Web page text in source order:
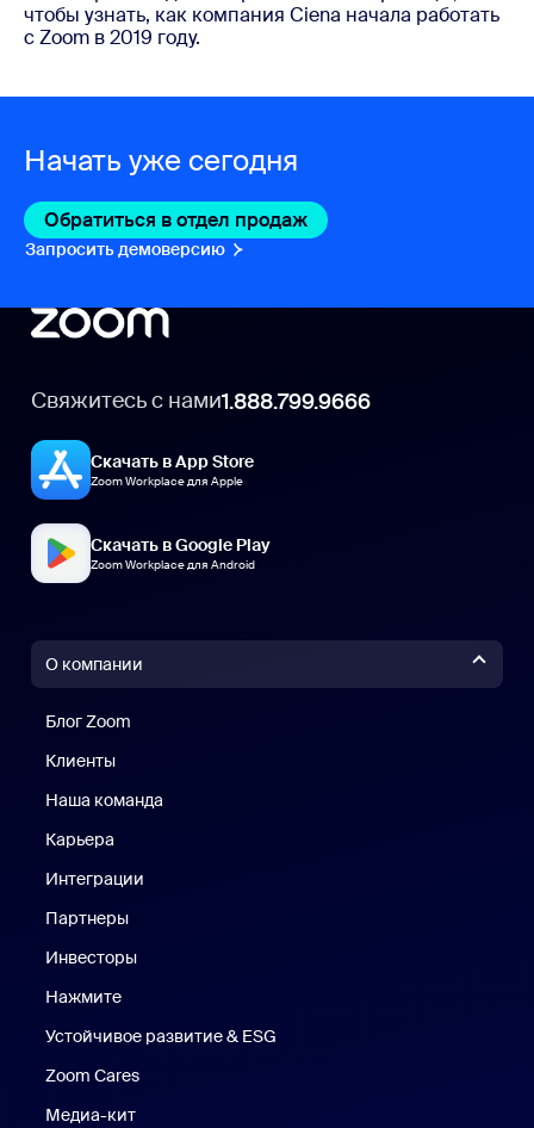
чтобы узнать, как компания Ciena начала работать
с Zoom в 2019 году.
Начать уже сегодня
Обратиться в отдел продаж Обратиться в отдел
Запросить демоверсию Запросить демоверсию
Свяжитесь с нами1.888.799.9666
Скачать в App Store
Zoom Workplace для Apple
Скачать в Google Play
Zoom Workplace для Android
О компании
Блог Zoom
Клиенты
Наша команда
Карьера
Интеграции
Партнеры
Инвесторы
Нажмите
Устойчивое развитие & ESG
Zoom Cares
Медиа-кит